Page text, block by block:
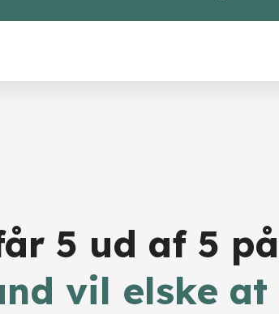
5 ud af 5
vil elske